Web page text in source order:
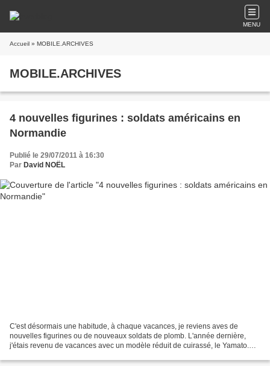
MENU
Accueil » MOBILE.ARCHIVES
MOBILE.ARCHIVES
4 nouvelles figurines : soldats américains en
Normandie
Publié le 29/07/2011 à 16:30
Par David NOËL
C'est désormais une habitude, à chaque vacances, je reviens aves de
nouvelles figurines ou de nouveaux soldats de plomb. L'année dernière,
j'étais revenu de vacances avec un modèle réduit de cuirassé, le Yamato.